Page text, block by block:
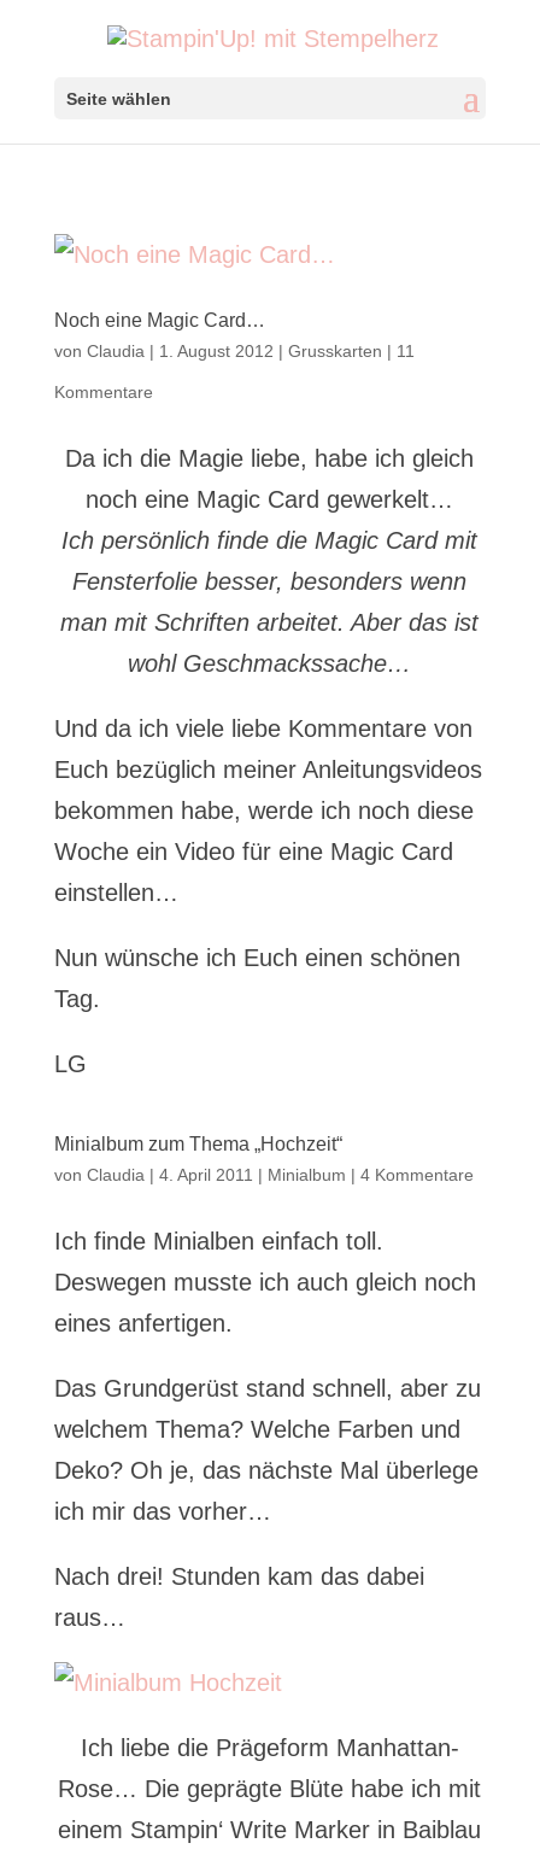
Seite wählen
Noch eine Magic Card…
von Claudia | 1. August 2012 | Grusskarten | 11
Kommentare
Da ich die Magie liebe, habe ich gleich
noch eine Magic Card gewerkelt…
Ich persönlich finde die Magic Card mit
Fensterfolie besser, besonders wenn
man mit Schriften arbeitet. Aber das ist
wohl Geschmackssache…
Und da ich viele liebe Kommentare von
Euch bezüglich meiner Anleitungsvideos
bekommen habe, werde ich noch diese
Woche ein Video für eine Magic Card
einstellen…
Nun wünsche ich Euch einen schönen
Tag.
LG
Minialbum zum Thema „Hochzeit“
von Claudia | 4. April 2011 | Minialbum | 4 Kommentare
Ich finde Minialben einfach toll.
Deswegen musste ich auch gleich noch
eines anfertigen.
Das Grundgerüst stand schnell, aber zu
welchem Thema? Welche Farben und
Deko? Oh je, das nächste Mal überlege
ich mir das vorher…
Nach drei! Stunden kam das dabei
raus…
Ich liebe die Prägeform Manhattan-
Rose… Die geprägte Blüte habe ich mit
einem Stampin‘ Write Marker in Baiblau